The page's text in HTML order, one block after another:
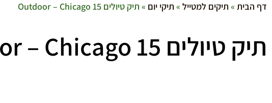
דף הבית » תיקים למטייל » תיקי יום » תיק טיולים Outdoor – Chicago 15
תיק טיולים Outdoor – Chicago 15